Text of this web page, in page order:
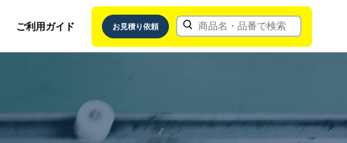
ご利用ガイド お見積り依頼